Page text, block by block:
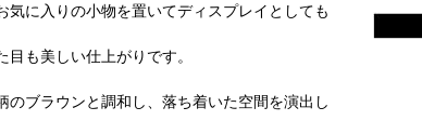
気に入りの小物を置いてディスプレイとしても
も美しい仕上がりです。
ブラウンと調和し、落ち着いた空間を演出し